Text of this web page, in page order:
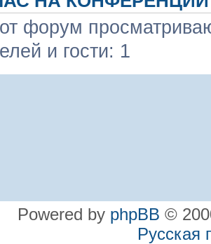
форум
и гости: 1
Powered by phpBB ©
Русская